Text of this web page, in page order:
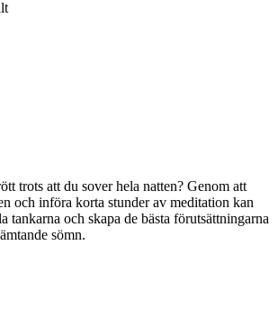
trots att du sover hela natten? Genom att
och införa korta stunder av meditation kan
tankarna och skapa de bästa förutsättningarna
sömn.